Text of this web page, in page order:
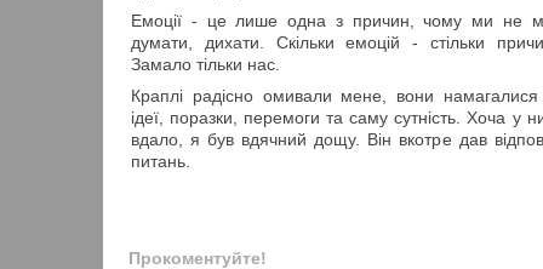
Емоції - це лише одна з причин, чому ми не
думати, дихати. Скільки емоцій - стільки
Замало тільки нас.
Краплі радісно омивали мене, вони
ідеї, поразки, перемоги та саму сутність. Хоча у
вдало, я був вдячний дощу. Він вкотре дав
питань.
Прокоментуйте!